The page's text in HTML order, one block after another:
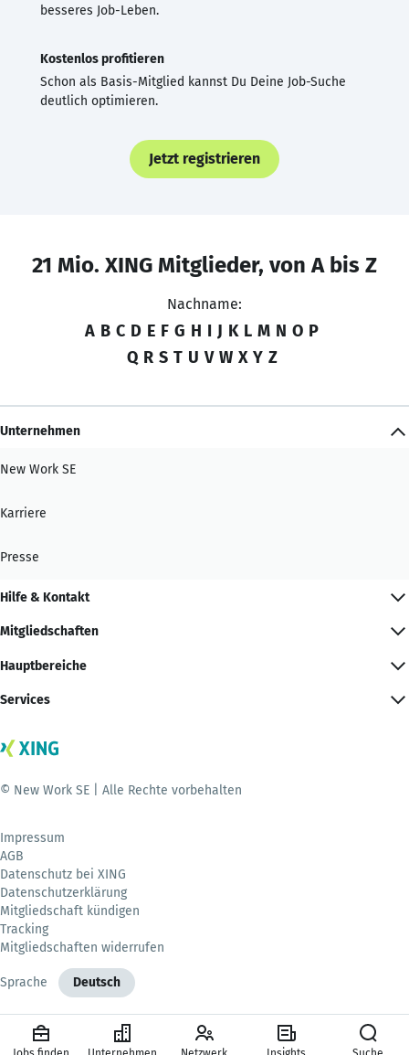
besseres Job-Leben.
Kostenlos profitieren
Schon als Basis-Mitglied kannst Du Deine Job-Suche
deutlich optimieren.
Jetzt registrieren
21 Mio. XING Mitglieder, von A bis Z
Nachname:
A B C D E F G H I J K L M N O P
Q R S T U V W X Y Z
Unternehmen
New Work SE
Karriere
Presse
Hilfe & Kontakt
Mitgliedschaften
Hauptbereiche
Services
© New Work SE | Alle Rechte vorbehalten
Impressum
AGB
Datenschutz bei XING
Datenschutzerklärung
Mitgliedschaft kündigen
Tracking
Mitgliedschaften widerrufen
Sprache Deutsch